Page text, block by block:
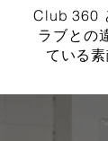
Club 360
ラブとの
ている素